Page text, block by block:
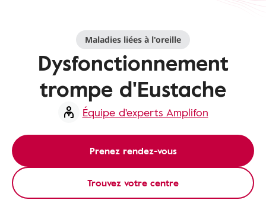
Maladies liées à l'oreille
Dysfonctionnement
trompe d'Eustache
Équipe d'experts Amplifon
Prenez rendez-vous
Trouvez votre centre